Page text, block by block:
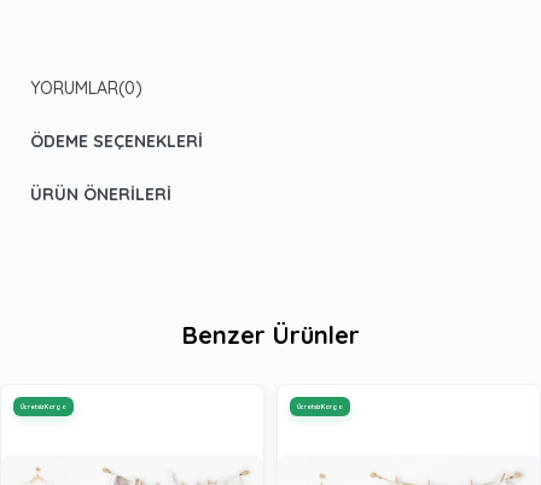
YORUMLAR(0)
ÖDEME SEÇENEKLERI
ÜRÜN ÖNERILERI
Benzer Ürünler
Ücretsiz Kargo Ücretsiz Kargo